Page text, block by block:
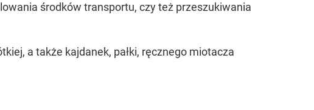
środków transportu, czy też przeszukiwania
a także kajdanek, pałki, ręcznego miotacza